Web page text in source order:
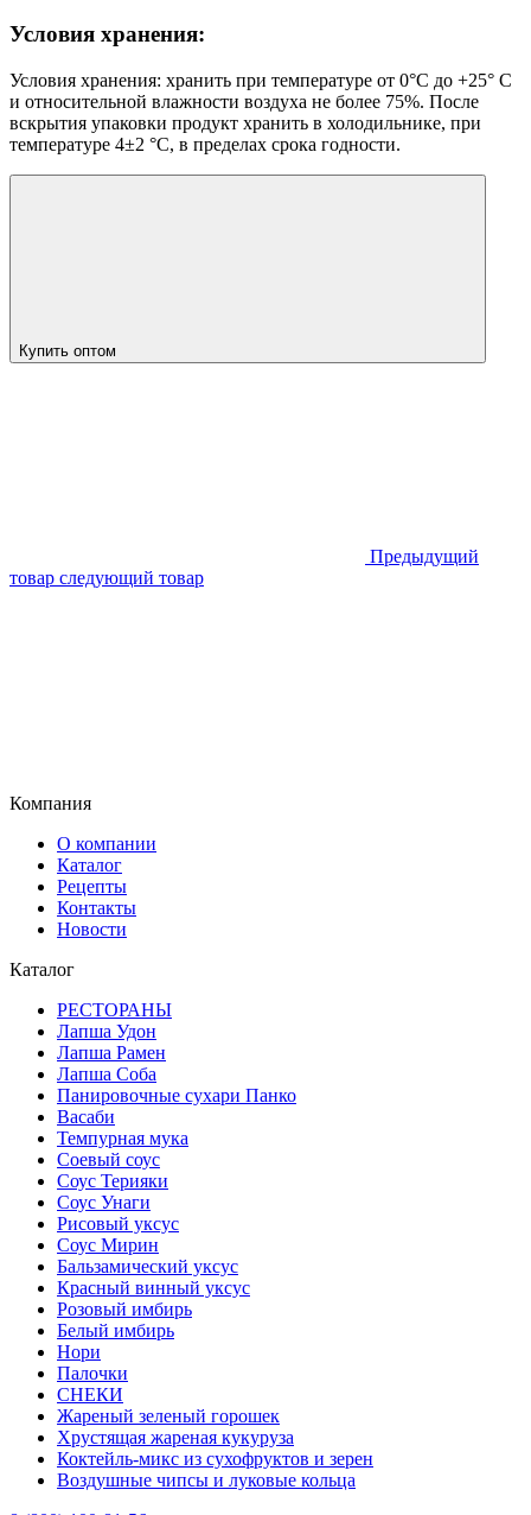
Условия хранения:
Условия хранения: хранить при температуре от 0°С до +25° С
и относительной влажности воздуха не более 75%. После
вскрытия упаковки продукт хранить в холодильнике, при
температуре 4±2 °С, в пределах срока годности.
Купить оптом
Предыдущий
товар следующий товар
Компания
О компании
Каталог
Рецепты
Контакты
Новости
Каталог
РЕСТОРАНЫ
Лапша Удон
Лапша Рамен
Лапша Соба
Панировочные сухари Панко
Васаби
Темпурная мука
Соевый соус
Соус Терияки
Соус Унаги
Рисовый уксус
Соус Мирин
Бальзамический уксус
Красный винный уксус
Розовый имбирь
Белый имбирь
Нори
Палочки
СНЕКИ
Жареный зеленый горошек
Хрустящая жареная кукуруза
Коктейль-микс из сухофруктов и зерен
Воздушные чипсы и луковые кольца